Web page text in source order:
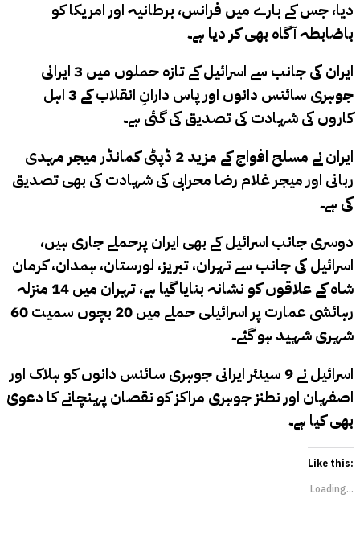
دیا، جس کے بارے میں فرانس، برطانیہ اور امریکا کو
باضابطہ آگاہ بھی کر دیا ہے۔
ایران کی جانب سے اسرائیل کے تازہ حملوں میں 3 ایرانی
جوہری سائنس دانوں اور پاس دارانِ انقلاب کے 3 اہل
کاروں کی شہادت کی تصدیق کی گئی ہے۔
ایران نے مسلح افواج کے مزید 2 ڈپٹی کمانڈر میجر مہدی
ربانی اور میجر غلام رضا محرابی کی شہادت کی بھی تصدیق
کی ہے۔
دوسری جانب اسرائیل کے بھی ایران پرحملے جاری ہیں،
اسرائیل کی جانب سے تہران، تبریز، لورستان، ہمدان، کرمان
شاہ کے علاقوں کو نشانہ بنایا گیا ہے، تہران میں 14 منزلہ
رہائشی عمارت پر اسرائیلی حملے میں 20 بچوں سمیت 60
شہری شہید ہو گئے۔
اسرائیل نے 9 سینئر ایرانی جوہری سائنس دانوں کو ہلاک اور
اصفہان اور نطنز جوہری مراکز کو نقصان پہنچانے کا دعویٰ
بھی کیا ہے۔
Like this:
Loading...